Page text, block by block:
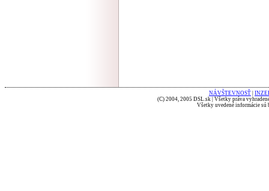
NÁVŠTEVNOSŤ
(C) 2004, 2005 DSL.sk | Všetky práva
Všetky uvedené informácie sú